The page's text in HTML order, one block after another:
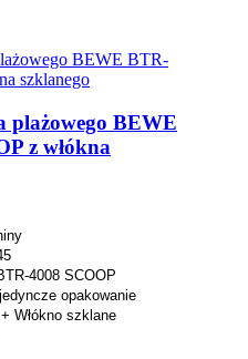
plażowego BEWE
z włókna
4008 SCOOP
opakowanie
Włókno szklane